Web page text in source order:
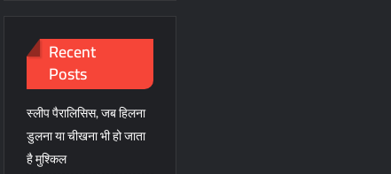
Recent
Posts
स्लीप पैरालिसिस, जब हिलना
डुलना या चीखना भी हो जाता
है मुश्किल